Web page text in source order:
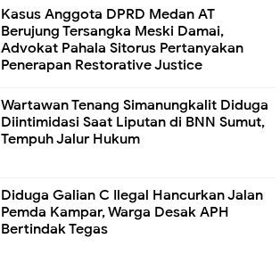
Kasus Anggota DPRD Medan AT
Berujung Tersangka Meski Damai,
Advokat Pahala Sitorus Pertanyakan
Penerapan Restorative Justice
Wartawan Tenang Simanungkalit Diduga
Diintimidasi Saat Liputan di BNN Sumut,
Tempuh Jalur Hukum
Diduga Galian C Ilegal Hancurkan Jalan
Pemda Kampar, Warga Desak APH
Bertindak Tegas